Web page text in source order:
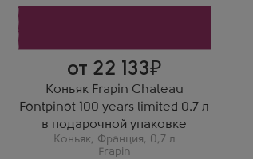
от 22 133
Коньяк Frapin Chateau
Fontpinot 100 years limited 0.7 л
в подарочной упаковке
Коньяк, Франция, 0,7 л
Frapin
Фантастический аромат